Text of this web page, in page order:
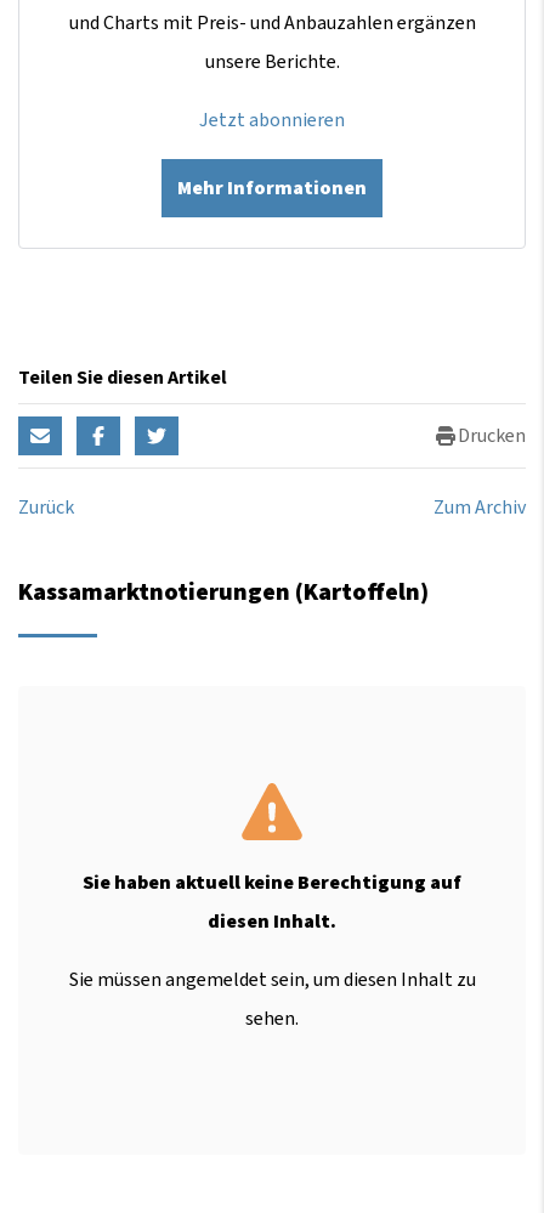
und Charts mit Preis- und Anbauzahlen ergänzen
unsere Berichte.
Jetzt abonnieren
Mehr Informationen
Teilen Sie diesen Artikel
Drucken
Zurück Zum Archiv
Kassamarktnotierungen (Kartoffeln)
Sie haben aktuell keine Berechtigung auf
diesen Inhalt.
Sie müssen angemeldet sein, um diesen Inhalt zu
sehen.